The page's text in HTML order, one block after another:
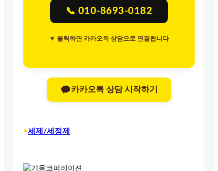
📞 010-8693-0182
▼ 클릭하면 카카오톡 상담으로 연결됩니다
카카오톡 상담 시작하기
•세제/세정제